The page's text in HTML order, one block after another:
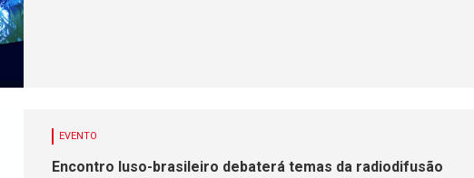
EVENTO
Encontro luso-brasileiro debaterá temas da radiodifusão